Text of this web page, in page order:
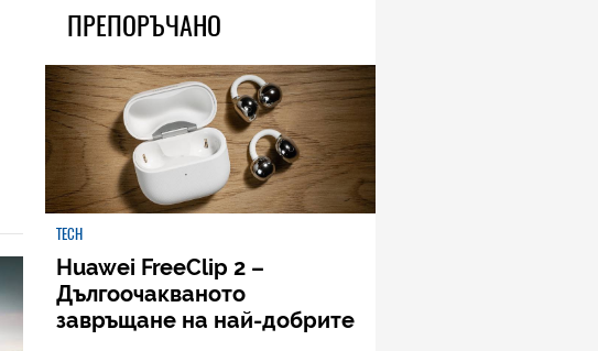
ПРЕПОРЪЧАНО
TECH
Huawei FreeClip 2 –
Дългоочакваното
завръщане на най-добрите